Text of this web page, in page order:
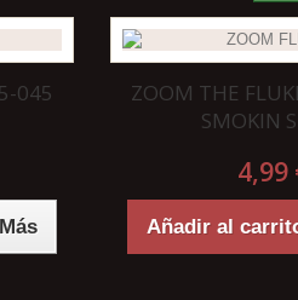
045
Más
ZOOM THE
SMOKIN
4,99
Añadir al